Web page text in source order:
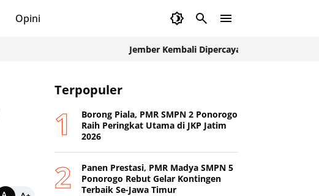
Opini
Jember Kembali Dipercaya Internasional: Delegasi
Terpopuler
Borong Piala, PMR SMPN 2 Ponorogo
Raih Peringkat Utama di JKP Jatim
2026
Panen Prestasi, PMR Madya SMPN 5
Ponorogo Rebut Gelar Kontingen
Terbaik Se-Jawa Timur